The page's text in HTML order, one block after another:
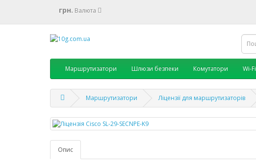
грн. Валюта
Маршрутизатори Шлюзи безпеки Комутатори Wi-Fi
Маршрутизатори Ліцензії для маршрутизаторів
Опис